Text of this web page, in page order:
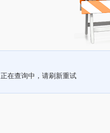
正在查询中，请刷新重试